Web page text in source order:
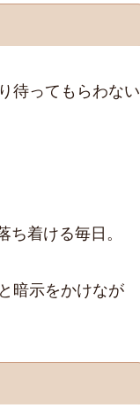
待ってもらわない
着ける毎日。
暗示をかけなが